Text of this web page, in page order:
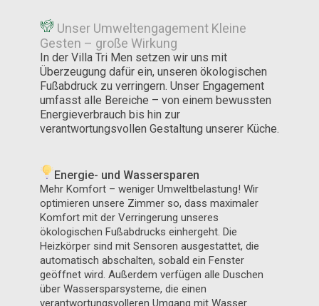
Unser Umweltengagement Kleine
Gesten – große Wirkung
In der Villa Tri Men setzen wir uns mit
Überzeugung dafür ein, unseren ökologischen
Fußabdruck zu verringern. Unser Engagement
umfasst alle Bereiche – von einem bewussten
Energieverbrauch bis hin zur
verantwortungsvollen Gestaltung unserer Küche.
Energie- und Wassersparen
Mehr Komfort – weniger Umweltbelastung! Wir
optimieren unsere Zimmer so, dass maximaler
Komfort mit der Verringerung unseres
ökologischen Fußabdrucks einhergeht. Die
Heizkörper sind mit Sensoren ausgestattet, die
automatisch abschalten, sobald ein Fenster
geöffnet wird. Außerdem verfügen alle Duschen
über Wassersparsysteme, die einen
verantwortungsvolleren Umgang mit Wasser